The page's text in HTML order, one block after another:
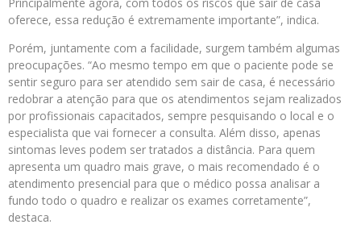
oferece, essa redução é extremamente importante”, indica.
Porém, juntamente com a facilidade, surgem também algumas
preocupações. “Ao mesmo tempo em que o paciente pode se
sentir seguro para ser atendido sem sair de casa, é necessário
redobrar a atenção para que os atendimentos sejam realizados
por profissionais capacitados, sempre pesquisando o local e o
especialista que vai fornecer a consulta. Além disso, apenas
sintomas leves podem ser tratados a distância. Para quem
apresenta um quadro mais grave, o mais recomendado é o
atendimento presencial para que o médico possa analisar a
fundo todo o quadro e realizar os exames corretamente”,
destaca.